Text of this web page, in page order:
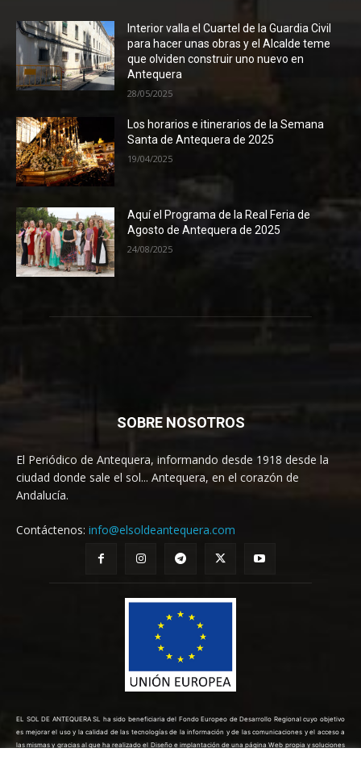
Interior valla el Cuartel de la Guardia Civil
para hacer unas obras y el Alcalde teme
que olviden construir uno nuevo en
Antequera
28/05/2025
Los horarios e itinerarios de la Semana
Santa de Antequera de 2025
19/04/2025
Aquí el Programa de la Real Feria de
Agosto de Antequera de 2025
24/08/2025
SOBRE NOSOTROS
El Periódico de Antequera, informando desde 1918 desde la
ciudad donde sale el sol... Antequera, en el corazón de
Andalucía.
Contáctenos: info@elsoldeantequera.com
EL SOL DE ANTEQUERA SL ha sido beneficiaria del Fondo Europeo de Desarrollo Regional cuyo objetivo
es mejorar el uso y la calidad de las tecnologías de la información y de las comunicaciones y el acceso a
las mismas y gracias al que ha realizado el Diseño e implantación de una página Web propia y soluciones